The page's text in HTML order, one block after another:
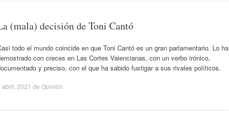
(mala) decisión de Toni Cantó
todo el mundo coincide en que Toni Cantó es un gran parlamentario. Lo ha
con creces en Las Cortes Valencianas, con un verbo irónico,
y preciso, con el que ha sabido fustigar a sus rivales políticos.
abril, 2021 de Opinión